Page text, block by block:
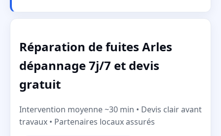
Réparation de fuites Arles
dépannage 7j/7 et devis
gratuit
Intervention moyenne ~30 min • Devis clair avant
travaux • Partenaires locaux assurés